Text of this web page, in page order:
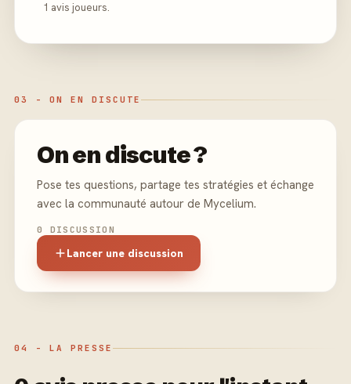
1 avis joueurs.
03 - ON EN DISCUTE
On en discute ?
Pose tes questions, partage tes stratégies et échange
avec la communauté autour de Mycelium.
0 DISCUSSION
Lancer une discussion
04 - LA PRESSE